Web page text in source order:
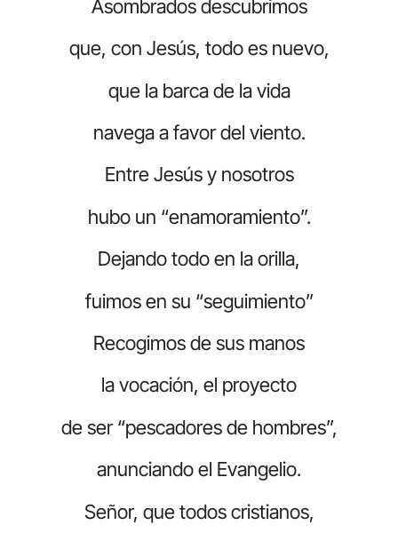
Asombrados descubrimos
que, con Jesús, todo es nuevo,
que la barca de la vida
navega a favor del viento.
Entre Jesús y nosotros
hubo un “enamoramiento”.
Dejando todo en la orilla,
fuimos en su “seguimiento”
Recogimos de sus manos
la vocación, el proyecto
de ser “pescadores de hombres”,
anunciando el Evangelio.
Señor, que todos cristianos,